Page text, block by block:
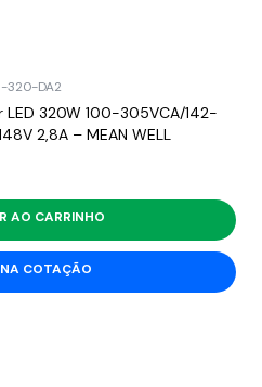
320-DA2
320W 100-305VCA/142-
2,8A – MEAN WELL
AO CARRINHO
COTAÇÃO